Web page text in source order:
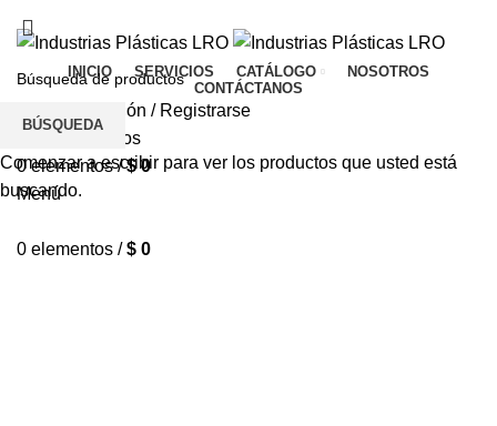
INICIO SERVICIOS CATÁLOGO
NOSOTROS
CONTÁCTANOS
Inicio De Sesión / Registrarse
Lista de deseos
0elementos / $0
Menú
0 elementos / $ 0
BÚSQUEDA
Comenzar a escribir para ver los productos que usted está
buscando.